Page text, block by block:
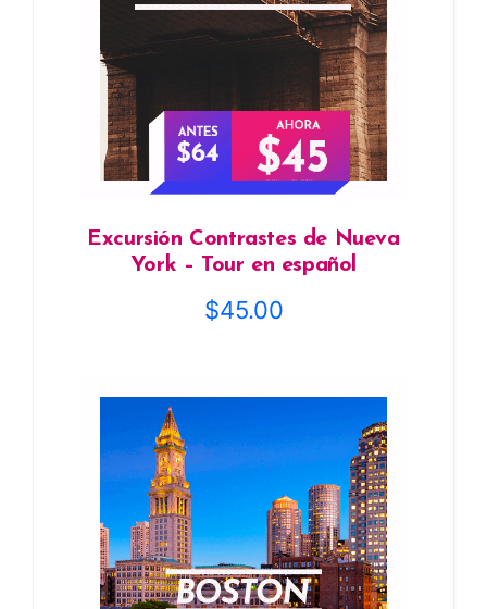
Excursión Contrastes de Nueva
York – Tour en español
$45.00